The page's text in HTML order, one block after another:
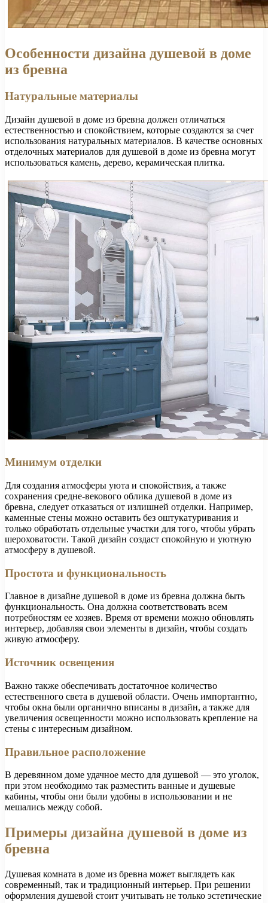
Особенности дизайна душевой в доме
из бревна
Натуральные материалы
Дизайн душевой в доме из бревна должен отличаться
естественностью и спокойствием, которые создаются за счет
использования натуральных материалов. В качестве основных
отделочных материалов для душевой в доме из бревна могут
использоваться камень, дерево, керамическая плитка.
Минимум отделки
Для создания атмосферы уюта и спокойствия, а также
сохранения средне-векового облика душевой в доме из
бревна, следует отказаться от излишней отделки. Например,
каменные стены можно оставить без оштукатуривания и
только обработать отдельные участки для того, чтобы убрать
шероховатости. Такой дизайн создаст спокойную и уютную
атмосферу в душевой.
Простота и функциональность
Главное в дизайне душевой в доме из бревна должна быть
функциональность. Она должна соответствовать всем
потребностям ее хозяев. Время от времени можно обновлять
интерьер, добавляя свои элементы в дизайн, чтобы создать
живую атмосферу.
Источник освещения
Важно также обеспечивать достаточное количество
естественного света в душевой области. Очень импортантно,
чтобы окна были органично вписаны в дизайн, а также для
увеличения освещенности можно использовать крепление на
стены с интересным дизайном.
Правильное расположение
В деревянном доме удачное место для душевой — это уголок,
при этом необходимо так разместить ванные и душевые
кабины, чтобы они были удобны в использовании и не
мешались между собой.
Примеры дизайна душевой в доме из
бревна
Душевая комната в доме из бревна может выглядеть как
современный, так и традиционный интерьер. При решении
оформления душевой стоит учитывать не только эстетические